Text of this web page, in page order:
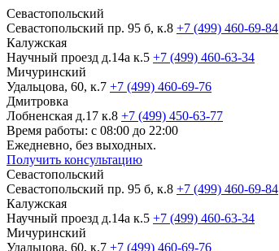
Севастопольский
Севастопольский пр. 95 б, к.8 +7 (499) 460-69-84
Калужская
Научный проезд д.14а к.5 +7 (499) 460-63-34
Мичуринский
Удальцова, 60, к.7 +7 (499) 460-69-76
Дмитровка
Лобненская д.17 к.8 +7 (499) 450-63-77
Время работы: с 08:00 до 22:00
Ежедневно, без выходных.
Получить консультацию
Севастопольский
Севастопольский пр. 95 б, к.8 +7 (499) 460-69-84
Калужская
Научный проезд д.14а к.5 +7 (499) 460-63-34
Мичуринский
Удальцова, 60, к.7 +7 (499) 460-69-76